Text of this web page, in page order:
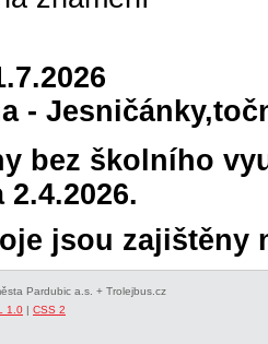
-
bez školního
2.4.2026.
jsou zajištěny
Pardubic a.s. + Trolejbus.cz
1.0 | CSS 2